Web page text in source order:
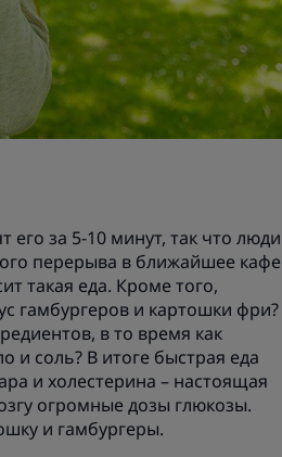
его за 5-10 минут, так что люди
перерыва в ближайшее кафе
такая еда. Кроме того,
гамбургеров и картошки фри?
в то время как
и соль? В итоге быстрая еда
и холестерина – настоящая
огромные дозы глюкозы.
и гамбургеры.